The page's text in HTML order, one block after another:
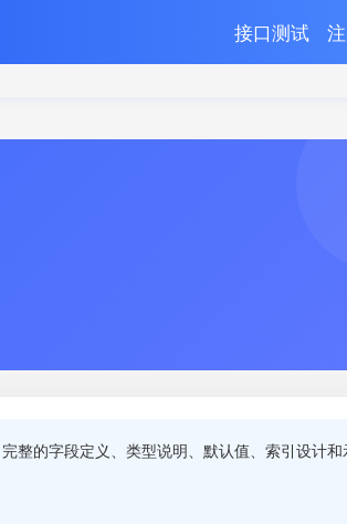
接口测试
整的字段定义、类型说明、默认值、索引设计和